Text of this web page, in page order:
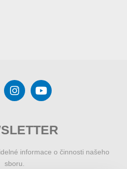
informace o činnosti našeho
sboru.